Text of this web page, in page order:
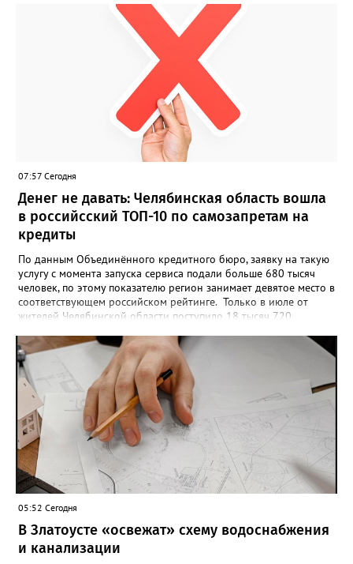
улыбок»; загрузить фотографию с улыбкой – подойдёт портрет
одного человека, пары, семьи или нескольких поколений в
одном кадре; отметить один или несколько городов,
связанных с историей семьи или важными воспоминаниями;
добавить подписи к городам, кратко объяснив связь с каждым
из них, указать контакты и подтвердить согласие с правилами
проекта», - говорится в инструкции на сайте проекта. ‍Заявка
может быть семейной, а после модерации стать частью
визуального архива проекта. 20 участников обещают
пригласить на итоговую фотосессию в Москве. Персональную
«Карту улыбок», которую можно скачать, сохранить и
опубликовать в социальных сетях, отмечают в оргкомитете,
получат все, кто улыбнулся.
07:57 Сегодня
Денег не давать: Челябинская область вошла
в российсский ТОП-10 по самозапретам на
кредиты
По данным Объединённого кредитного бюро, заявку на такую
услугу с момента запуска сервиса подали больше 680 тысяч
человек, по этому показателю регион занимает девятое место в
соответствующем российском рейтинге. Только в июле от
жителей Челябинской области поступило 18 тысяч 720
снятие. В целом не давать им взаймы сегодня просят 543 с
лишним тысячи человек. Почти 89 тысяч за это время решили
запрет отозвать. При этом, утверждают аналитики бюро,
примерно каждый пятый из тех, кто установил самозапрет,
никогда кредиты не брал, столько же погасили долги недавно,
а больше половины имеют долговые обязательства сейчас.
05:52 Сегодня
В Златоусте «освежат» схему водоснабжения
и канализации